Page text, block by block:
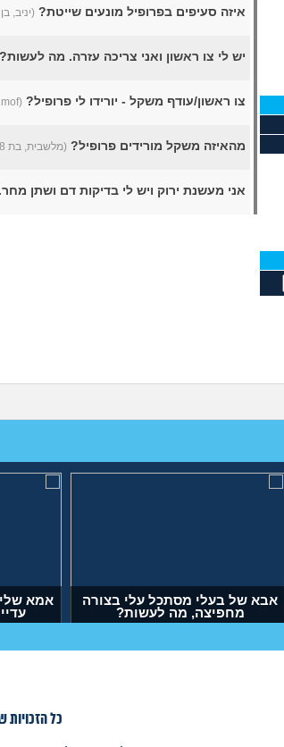
איזה סעיפים בפרופיל מונעים שייטת? (יניב, בן 16)
יש לי צו ראשון ואני צריכה עזרה. מה לעשות?
צו ראשון/עודף משקל - יורידו לי פרופיל? (Almof, בן 16)
מהאיזה משקל מורידים פרופיל? (מלשבית, בת 18)
אני מעשנת ירוק ויש לי בדיקות דם ושתן
אמא שלי
אבא של בעלי מסתכל עלי בצורה
מחפיצה, מה לעשות?
כל הזכויות